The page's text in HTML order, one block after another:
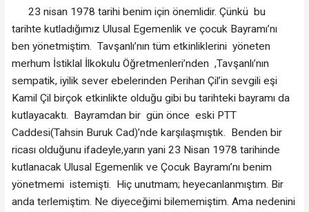
23 nisan 1978 tarihi benim için önemlidir. Çünkü bu
tarihte kutladığımız Ulusal Egemenlik ve çocuk Bayramı’nı
ben yönetmiştim. Tavşanlı’nın tüm etkinliklerini yöneten
merhum İstiklal İlkokulu Öğretmenleri’nden ,Tavşanlı’nın
sempatik, iyilik sever ebelerinden Perihan Çil’in sevgili eşi
Kamil Çil birçok etkinlikte olduğu gibi bu tarihteki bayramı da
kutlayacaktı. Bayramdan bir gün önce eski PTT
Caddesi(Tahsin Buruk Cad)’nde karşılaşmıştık. Benden bir
ricası olduğunu ifadeyle,yarın yani 23 Nisan 1978 tarihinde
kutlanacak Ulusal Egemenlik ve Çocuk Bayramı’nı benim
yönetmemi istemişti. Hiç unutmam; heyecanlanmıştım. Bir
anda terlemiştim. Ne diyeceğimi bilememiştim. Ama nedenini